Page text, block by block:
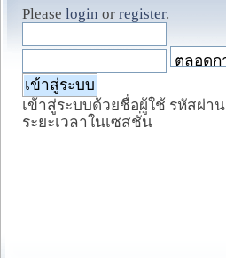
Please login or register.
เข้าสู่ระบบด้วยชื่อผู้ใช้ รหัสผ่า
ระยะเวลาในเซสชั่น